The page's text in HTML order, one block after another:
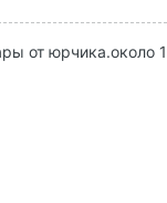
от юрчика.около